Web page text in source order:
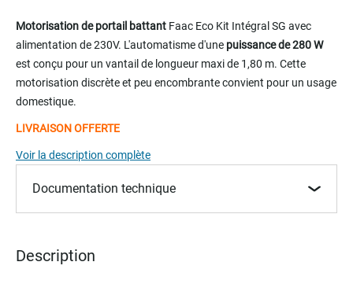
to
the
of
the
images
Motorisation de portail battant Faac Eco Kit Intégral SG avec
alimentation de 230V. L'automatisme d'une puissance de 280 W
est conçu pour un vantail de longueur maxi de 1,80 m. Cette
motorisation discrète et peu encombrante convient pour un usage
domestique.
LIVRAISON OFFERTE
Voir la description complète
Documentation technique
Description